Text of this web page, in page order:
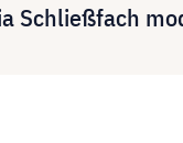
Schließfach